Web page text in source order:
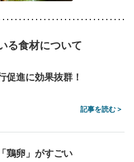
る食材について
促進に効果抜群！
記事を読む >
鶏卵」がすごい